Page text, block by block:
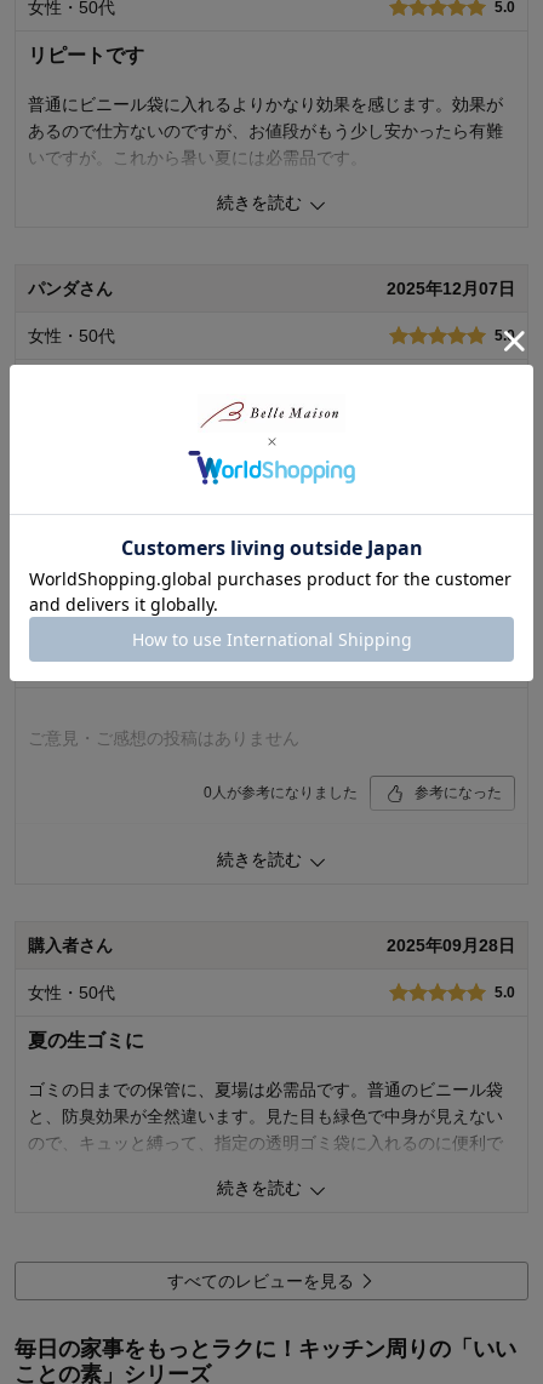
デザイン・色
購入のきっかけ：
女性・50代 5.0
リピートです
普通にビニール袋に入れるよりかなり効果を感じます。効果が
あるので仕方ないのですが、お値段がもう少し安かったら有難
いですが。これから暑い夏には必需品です。
人が参考になりました
デザイン・色
購入のきっかけ：
商品を使う人： 自分
続きを読む
パンダさん 2025年12月07日
女性・50代 5.0
もう少し色が濃ければ良いなと思いますが、サイズは丁度よく
価格
5.0
使用感・使いやすさ
5.0
デザイン・色
4.0
購入のきっかけ： 買い足し
購入者さん 2025年10月23日
女性・50代 5.0
ご意見・ご感想の投稿はありません
0 人が参考になりました 参考になった
価格：
続きを読む
購入者さん 2025年09月28日
女性・50代 5.0
夏の生ゴミに
ゴミの日までの保管に、夏場は必需品です。普通のビニール袋
と、防臭効果が全然違います。見た目も緑色で中身が見えない
ので、キュッと縛って、指定の透明ゴミ袋に入れるのに便利で
旅行用の洗濯物入れにも使っています。
価格
5.0
使用感・使いやすさ
5.0
デザイン・色
続きを読む
すべてのレビューを見る
毎日の家事をもっとラクに！キッチン周りの「いい
ことの素」シリーズ